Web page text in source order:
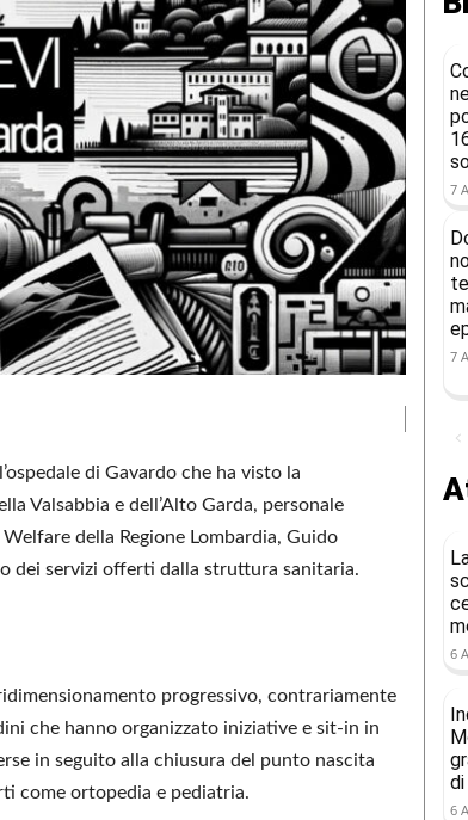
di Gavardo che ha visto la
Valsabbia e dell’Alto Garda, personale
della Regione Lombardia, Guido
dei servizi offerti dalla struttura sanitaria.
progressivo, contrariamente
che hanno organizzato iniziative e sit-in in
in seguito alla chiusura del punto nascita
come ortopedia e pediatria.
7
7
6
di
6